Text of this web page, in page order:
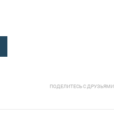
ПОДЕЛИТЕСЬ С ДРУЗЬЯМИ